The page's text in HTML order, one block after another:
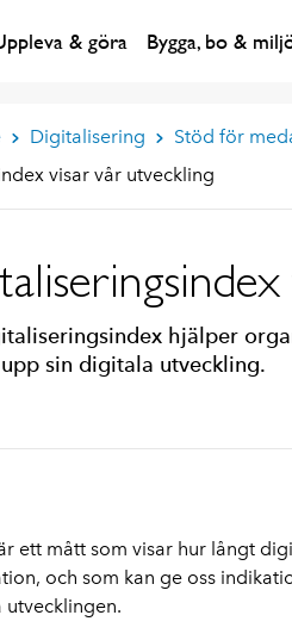
& göra Bygga, bo &
Digitalisering Stöd för
visar vår utveckling
hjälper
sin digitala utveckling.
ett mått som visar hur långt
och som kan ge oss